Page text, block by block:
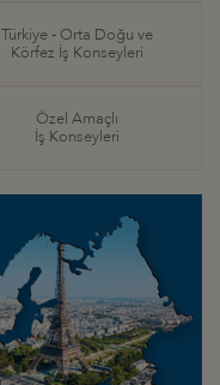
Türkiye - Orta Doğu ve
Körfez İş Konseyleri
Özel Amaçlı
İş Konseyleri